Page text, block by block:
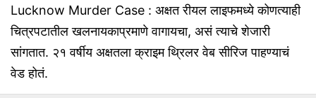
Lucknow Murder Case : अक्षत रीयल लाइफमध्ये कोणत्याही
चित्रपटातील खलनायकाप्रमाणे वागायचा, असं त्याचे शेजारी
सांगतात. २१ वर्षीय अक्षतला क्राइम थ्रिलर वेब सीरिज पाहण्याचं
वेड होतं.